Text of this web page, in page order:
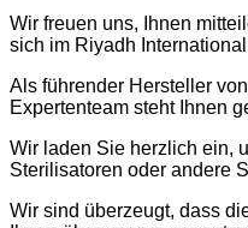
Wir freuen uns, Ihnen
sich im Riyadh
Als führender Hersteller
Expertenteam steht Ihnen
Wir laden Sie herzlich ein,
Sterilisatoren oder andere
Wir sind überzeugt, dass